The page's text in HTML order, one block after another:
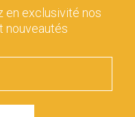
en exclusivité nos
nouveautés